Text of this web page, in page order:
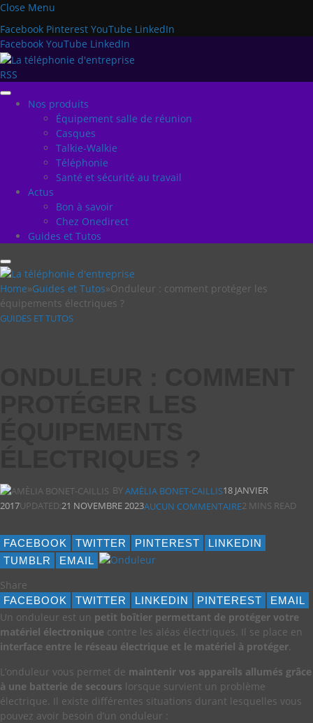
Close Menu
Facebook Pinterest YouTube LinkedIn
Facebook YouTube LinkedIn
RSS
Nos produits
Équipement salle de réunion
Casques
Talkie-Walkie
Téléphonie
Santé et sécurité au travail
Actus
Bon à savoir
Chez Onedirect
Guides et Tutos
Home»Guides et Tutos»Onduleur : comment protéger les
équipements électriques ?
GUIDES ET TUTOS
BYAMÈLIA BONET-CAILLIS18 JANVIER
2017UPDATED:21 NOVEMBRE 2023AUCUN COMMENTAIRE2 MINS READ
FACEBOOK TWITTER PINTEREST
LINKEDIN
TUMBLR
EMAIL
Share
FACEBOOK TWITTER LINKEDIN PINTEREST EMAIL
Un onduleur est un petit boîtier permettant de protéger votre
matériel électronique contre les aléas électriques. Il se place en
interface entre le réseau électrique et le matériel à protéger
L’onduleur vous permet de maintenir vos appareils allumés grâce
à une batterie de secours lorsque survient un problème
électrique. Il existe différentes situations durant lesquelles vous
pouvez avoir besoin d’un onduleur :